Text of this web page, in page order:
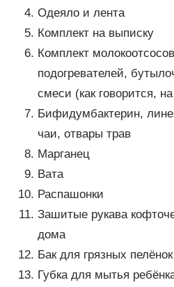
Одеяло и лента
Комплект на выписку
Комплект
подогревателей,
смеси (как говорится,
Бифидумбактерин,
чаи, отвары трав
Марганец
Вата
Распашонки
Зашитые рукава
дома
Бак для грязных пелёнок
Губка для мытья